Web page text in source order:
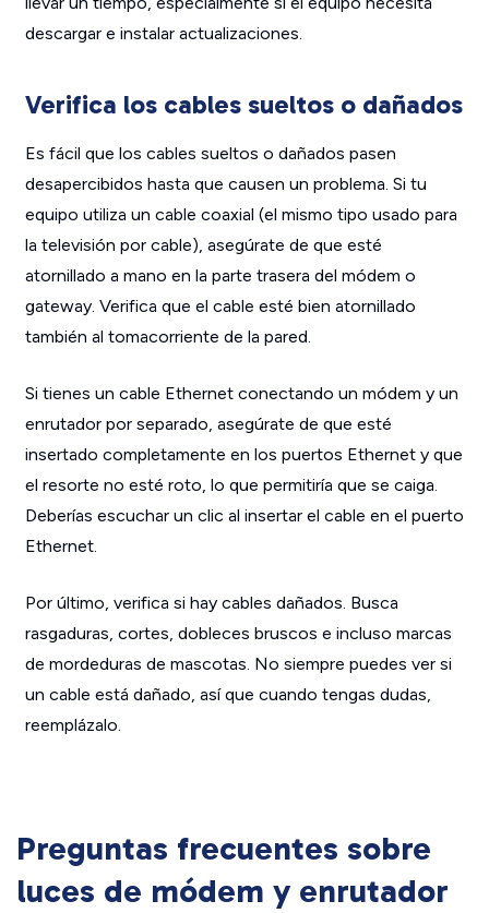
descargar e instalar actualizaciones.
Verifica los cables sueltos o dañados
Es fácil que los cables sueltos o dañados pasen
desapercibidos hasta que causen un problema. Si tu
equipo utiliza un cable coaxial (el mismo tipo usado para
la televisión por cable), asegúrate de que esté
atornillado a mano en la parte trasera del módem o
gateway. Verifica que el cable esté bien atornillado
también al tomacorriente de la pared.
Si tienes un cable Ethernet conectando un módem y un
enrutador por separado, asegúrate de que esté
insertado completamente en los puertos Ethernet y que
el resorte no esté roto, lo que permitiría que se caiga.
Deberías escuchar un clic al insertar el cable en el puerto
Ethernet.
Por último, verifica si hay cables dañados. Busca
rasgaduras, cortes, dobleces bruscos e incluso marcas
de mordeduras de mascotas. No siempre puedes ver si
un cable está dañado, así que cuando tengas dudas,
reemplázalo.
Preguntas frecuentes sobre
luces de módem y enrutador